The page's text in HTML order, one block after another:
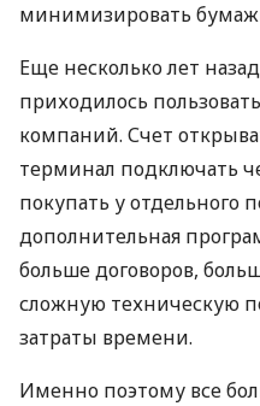
минимизировать
Еще несколько лет
приходилось
компаний. Счет
терминал подключать
покупать у отдельного
дополнительная
больше договоров,
сложную техническую
затраты времени.
Именно поэтому все